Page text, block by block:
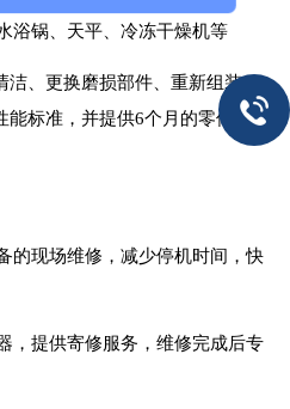
浴锅、天平、冷冻干燥机等
、更换磨损部件、重新组装、
能标准，并提供6个月的零件和
的现场维修，减少停机时间，快
，提供寄修服务，维修完成后专